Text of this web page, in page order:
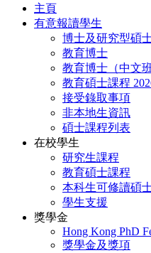
主頁
有意報讀學生
博士及研究型碩
教育博士
教育博士（中文班
教育碩士課程
接受錄取事項
非本地生資訊
碩士課程列表
在校學生
研究生課程
教育碩士課程
本科生可修讀碩
學生支援
獎學金
Hong Kong PhD
獎學金及獎項